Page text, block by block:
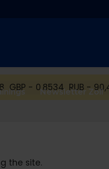
Newsletter Zoll
GBP - 0,8534 RUB -
the site.